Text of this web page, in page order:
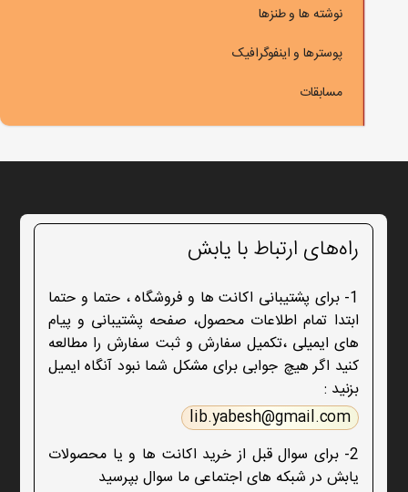
نوشته ها و طنزها
پوسترها و اینفوگرافیک
مسابقات
راه‌های ارتباط با یابش
1- برای پشتیبانی اکانت ها و فروشگاه ، حتما و حتما
ابتدا تمام اطلاعات محصول، صفحه پشتیبانی و پیام
های ایمیلی ،تکمیل سفارش و ثبت سفارش را مطالعه
کنید اگر هیچ جوابی برای مشکل شما نبود آنگاه ایمیل
بزنید :
lib.yabesh@gmail.com
2- برای سوال قبل از خرید اکانت ها و یا محصولات
یابش در شبکه های اجتماعی ما سوال بپرسید